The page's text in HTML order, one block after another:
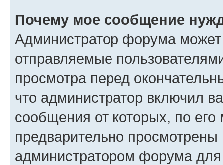
Почему мое сообщение
Администратор форума
отправляемые
просмотра перед
что администратор включил
сообщения от которых, по
предварительно
администратором форума